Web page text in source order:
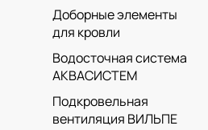
Доборные элементы
для кровли
Водосточная система
АКВАСИСТЕМ
Подкровельная
вентиляция ВИЛЬПЕ